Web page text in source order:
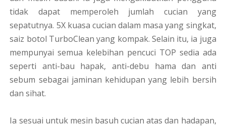
tidak dapat memperoleh jumlah cucian yang
sepatutnya. 5X kuasa cucian dalam masa yang singkat,
saiz botol TurboClean yang kompak. Selain itu, ia juga
mempunyai semua kelebihan pencuci TOP sedia ada
seperti anti-bau hapak, anti-debu hama dan anti
sebum sebagai jaminan kehidupan yang lebih bersih
dan sihat.
Ia sesuai untuk mesin basuh cucian atas dan hadapan,